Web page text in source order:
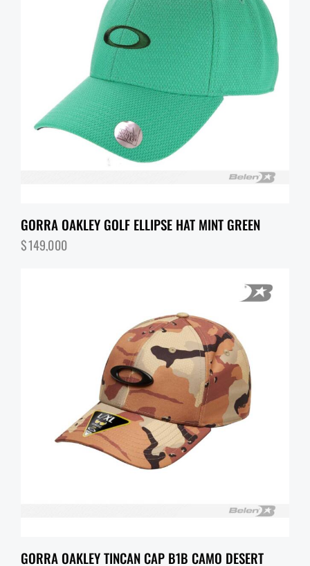
GORRA OAKLEY GOLF ELLIPSE HAT MINT GREEN
$149,000
GORRA OAKLEY TINCAN CAP B1B CAMO DESERT